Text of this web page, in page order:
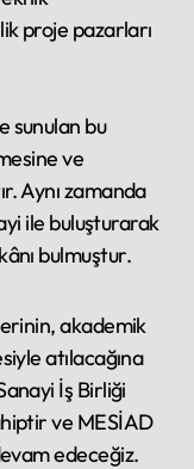
proje pazarları
sunulan bu
ve
Aynı zamanda
ile buluşturarak
bulmuştur.
akademik
atılacağına
İş Birliği
ve MESİAD
edeceğiz.